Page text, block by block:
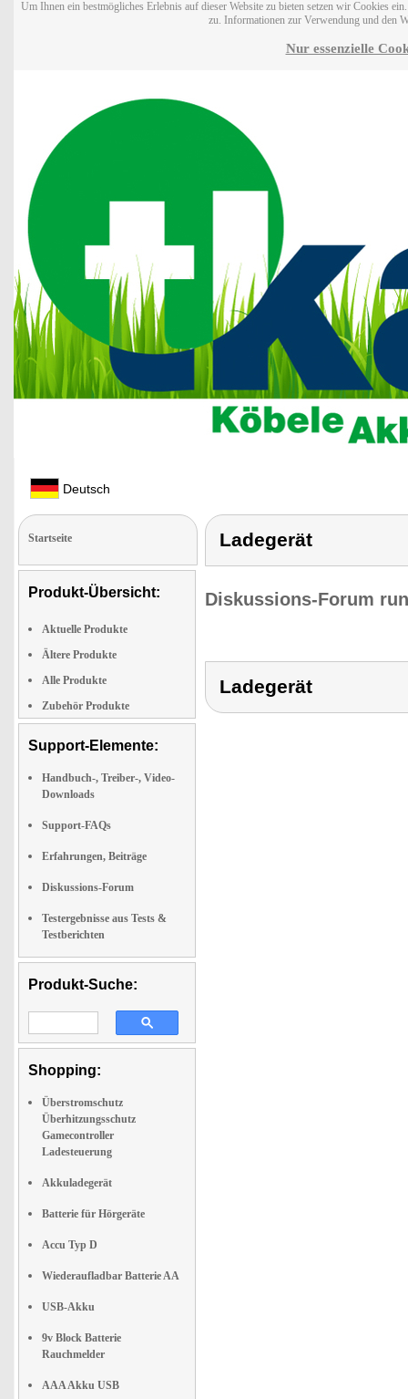
Um Ihnen ein bestmögliches Erlebnis auf dieser Website zu bieten setzen wir Cookies
zu. Informationen zur Verwendung und den
Nur essenzielle
Deutsch
Startseite
Produkt-Übersicht:
Aktuelle Produkte
Ältere Produkte
Alle Produkte
Zubehör Produkte
Support-Elemente:
Handbuch-, Treiber-, Video-
Downloads
Support-FAQs
Erfahrungen, Beiträge
Diskussions-Forum
Testergebnisse aus Tests &
Testberichten
Produkt-Suche:
Shopping:
Überstromschutz
Überhitzungsschutz
Gamecontroller
Ladesteuerung
Akkuladegerät
Batterie für Hörgeräte
Accu Typ D
Wiederaufladbar Batterie AA
USB-Akku
9v Block Batterie
Rauchmelder
AAA Akku USB
Ladegerät
Diskussions-Forum
Ladegerät